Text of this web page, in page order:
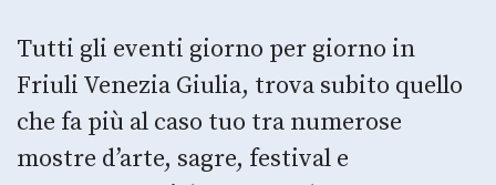
Tutti gli eventi giorno per giorno in
Friuli Venezia Giulia, trova subito quello
che fa più al caso tuo tra numerose
mostre d’arte, sagre, festival e